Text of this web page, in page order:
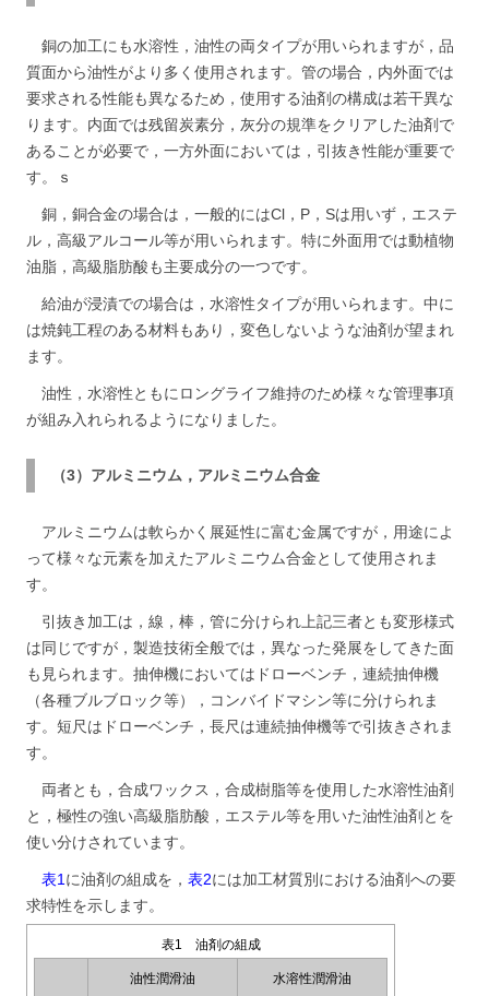
銅の加工にも水溶性，油性の両タイプが用いられますが，品
質面から油性がより多く使用されます。管の場合，内外面では
要求される性能も異なるため，使用する油剤の構成は若干異な
ります。内面では残留炭素分，灰分の規準をクリアした油剤で
あることが必要で，一方外面においては，引抜き性能が重要で
す。ｓ
銅，銅合金の場合は，一般的にはCl，P，Sは用いず，エステ
ル，高級アルコール等が用いられます。特に外面用では動植物
油脂，高級脂肪酸も主要成分の一つです。
給油が浸漬での場合は，水溶性タイプが用いられます。中に
は焼鈍工程のある材料もあり，変色しないような油剤が望まれ
ます。
油性，水溶性ともにロングライフ維持のため様々な管理事項
が組み入れられるようになりました。
（3）アルミニウム，アルミニウム合金
アルミニウムは軟らかく展延性に富む金属ですが，用途によ
って様々な元素を加えたアルミニウム合金として使用されま
す。
引抜き加工は，線，棒，管に分けられ上記三者とも変形様式
は同じですが，製造技術全般では，異なった発展をしてきた面
も見られます。抽伸機においてはドローベンチ，連続抽伸機
（各種ブルブロック等），コンバイドマシン等に分けられま
す。短尺はドローベンチ，長尺は連続抽伸機等で引抜きされま
す。
両者とも，合成ワックス，合成樹脂等を使用した水溶性油剤
と，極性の強い高級脂肪酸，エステル等を用いた油性油剤とを
使い分けされています。
表1に油剤の組成を， 表2には加工材質別における油剤への要
求特性を示します。
表1 油剤の組成
油性潤滑油 水溶性潤滑油